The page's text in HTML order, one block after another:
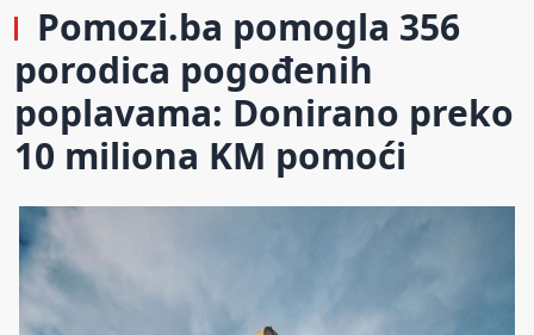
Pomozi.ba pomogla 356
porodica pogođenih
poplavama: Donirano preko
10 miliona KM pomoći